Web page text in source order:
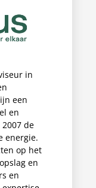
in
een
en
de
energie.
op het
en
en